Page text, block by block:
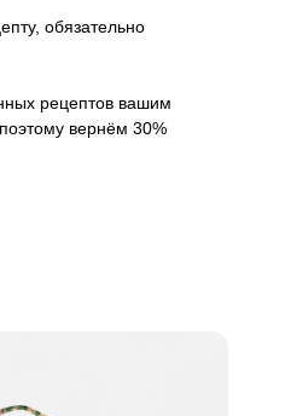
обязательно
рецептов вашим
вернём 30%